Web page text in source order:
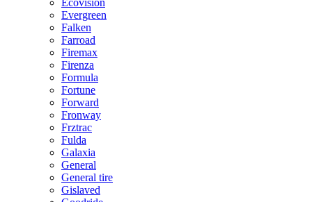
Ecovision
Evergreen
Falken
Farroad
Firemax
Firenza
Formula
Fortune
Forward
Fronway
Frztrac
Fulda
Galaxia
General
General tire
Gislaved